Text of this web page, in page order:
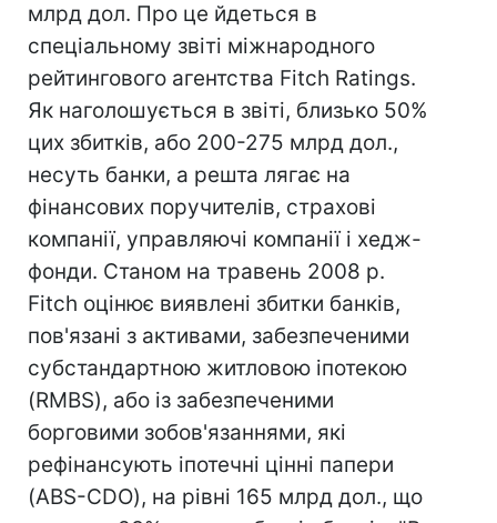
млрд дол. Про це йдеться в
спеціальному звіті міжнародного
рейтингового агентства Fitch Ratings.
Як наголошується в звіті, близько 50%
цих збитків, або 200-275 млрд дол.,
несуть банки, а решта лягає на
фінансових поручителів, страхові
компанії, управляючі компанії і хедж-
фонди. Станом на травень 2008 р.
Fitch оцінює виявлені збитки банків,
пов'язані з активами, забезпеченими
субстандартною житловою іпотекою
(RMBS), або із забезпеченими
борговими зобов'язаннями, які
рефінансують іпотечні цінні папери
(ABS-CDO), на рівні 165 млрд дол., що